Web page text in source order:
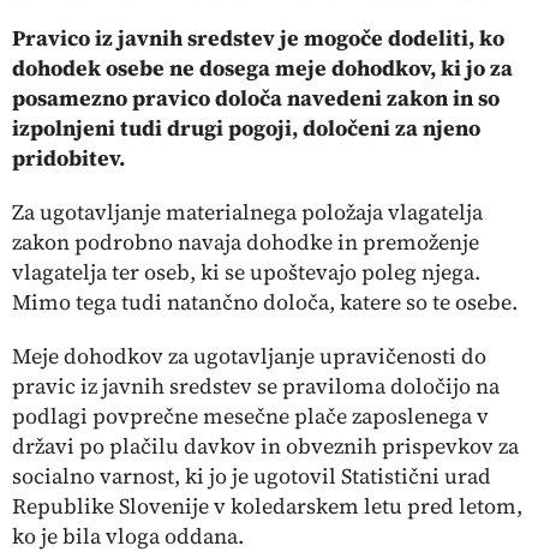
Pravico iz javnih sredstev je mogoče dodeliti, ko
dohodek osebe ne dosega meje dohodkov, ki jo za
posamezno pravico določa navedeni zakon in so
izpolnjeni tudi drugi pogoji, določeni za njeno
pridobitev.
Za ugotavljanje materialnega položaja vlagatelja
zakon podrobno navaja dohodke in premoženje
vlagatelja ter oseb, ki se upoštevajo poleg njega.
Mimo tega tudi natančno določa, katere so te osebe.
Meje dohodkov za ugotavljanje upravičenosti do
pravic iz javnih sredstev se praviloma določijo na
podlagi povprečne mesečne plače zaposlenega v
državi po plačilu davkov in obveznih prispevkov za
socialno varnost, ki jo je ugotovil Statistični urad
Republike Slovenije v koledarskem letu pred letom,
ko je bila vloga oddana.